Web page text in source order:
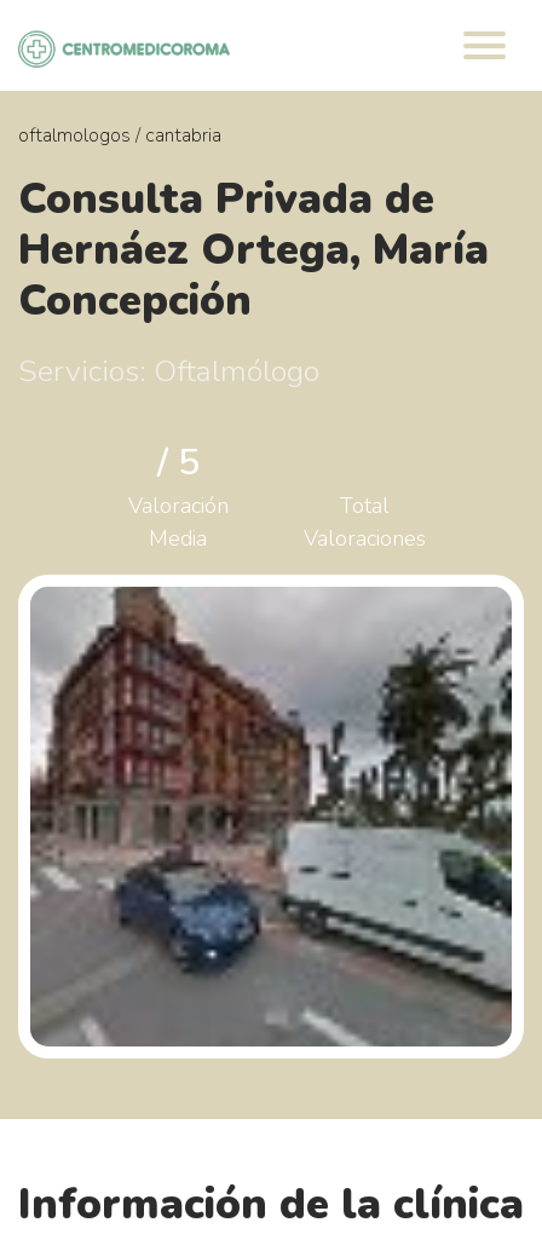
contenido
oftalmologos / cantabria
Consulta Privada de
Hernáez Ortega, María
Concepción
Servicios: Oftalmólogo
/ 5
Valoración
Media
Total
Valoraciones
Información de la clínica